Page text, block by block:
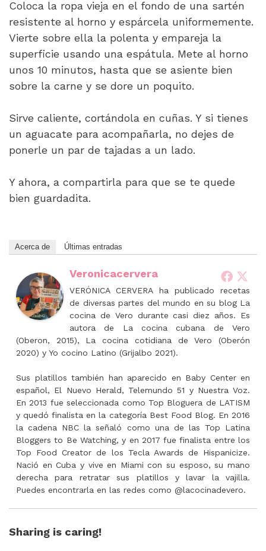
Coloca la ropa vieja en el fondo de una sartén
resistente al horno y espárcela uniformemente.
Vierte sobre ella la polenta y empareja la
superficie usando una espátula. Mete al horno
unos 10 minutos, hasta que se asiente bien
sobre la carne y se dore un poquito.
Sirve caliente, cortándola en cuñas. Y si tienes
un aguacate para acompañarla, no dejes de
ponerle un par de tajadas a un lado.
Y ahora, a compartirla para que se te quede
bien guardadita.
Acerca de Últimas entradas
Veronicacervera
VERÓNICA CERVERA ha publicado recetas
de diversas partes del mundo en su blog La
cocina de Vero durante casi diez años. Es
autora de La cocina cubana de Vero
(Oberon, 2015), La cocina cotidiana de Vero (Oberón
2020) y Yo cocino Latino (Grijalbo 2021).
Sus platillos también han aparecido en Baby Center en
español, El Nuevo Herald, Telemundo 51 y Nuestra Voz.
En 2013 fue seleccionada como Top Bloguera de LATISM
y quedó finalista en la categoría Best Food Blog. En 2016
la cadena NBC la señaló como una de las Top Latina
Bloggers to Be Watching, y en 2017 fue finalista entre los
Top Food Creator de los Tecla Awards de Hispanicize.
Nació en Cuba y vive en Miami con su esposo, su mano
derecha para retratar sus platillos y lavar la vajilla.
Puedes encontrarla en las redes como @lacocinadevero.
Sharing is caring!